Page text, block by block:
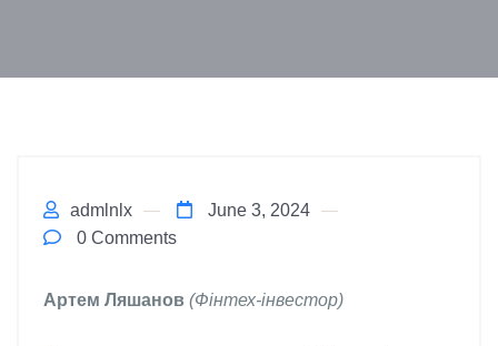
admlnlx
June 3, 2024
0 Comments
Артем Ляшанов (Фінтех-інвестор)